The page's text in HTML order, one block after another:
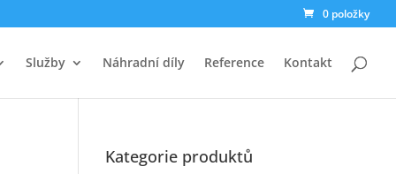
0 položky
Služby Náhradní díly Reference Kontakt
Kategorie produktů